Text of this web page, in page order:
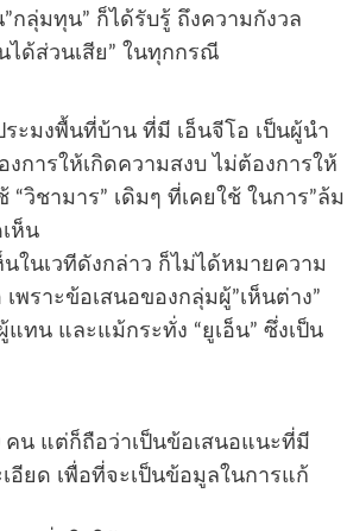
กลุ่มทุน” ก็ได้รับรู้ ถึงความกังวล
ได้ส่วนเสีย” ในทุกกรณี
ะมงพื้นที่บ้าน ที่มี เอ็นจีโอ เป็นผู้นำ
การให้เกิดความสงบ ไม่ต้องการให้
วิชามาร” เดิมๆ ที่เคยใช้ ในการ”ล้ม
ห็น
ในเวทีดังกล่าว ก็ไม่ได้หมายความ
พราะข้อเสนอของกลุ่มผู้”เห็นต่าง”
ทน และแม้กระทั่ง “ยูเอ็น” ซึ่งเป็น
คน แต่ก็ถือว่าเป็นข้อเสนอแนะที่มี
ยด เพื่อที่จะเป็นข้อมูลในการแก้